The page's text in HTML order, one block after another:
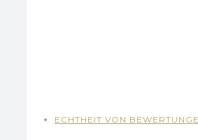
ECHTHEIT VON